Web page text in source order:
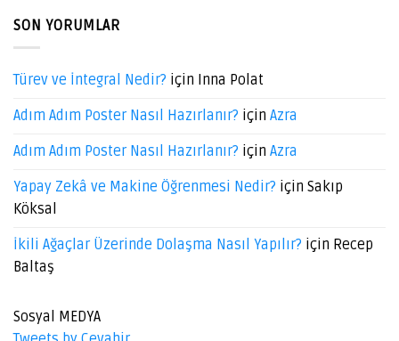
SON YORUMLAR
Türev ve İntegral Nedir? için Inna Polat
Adım Adım Poster Nasıl Hazırlanır? için Azra
Adım Adım Poster Nasıl Hazırlanır? için Azra
Yapay Zekâ ve Makine Öğrenmesi Nedir? için Sakıp
Köksal
İkili Ağaçlar Üzerinde Dolaşma Nasıl Yapılır? için Recep
Baltaş
Sosyal MEDYA